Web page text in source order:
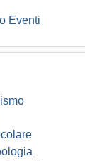
Eventi